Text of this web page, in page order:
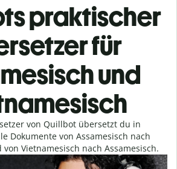
praktischer
für
und
von Quillbot übersetzt du in
Dokumente von Assamesisch nach
Vietnamesisch nach Assamesisch.